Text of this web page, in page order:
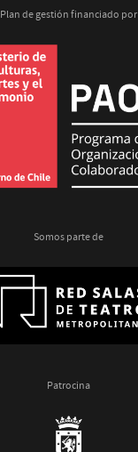
Plan de gestión financiado por
Somos parte de
Patrocina